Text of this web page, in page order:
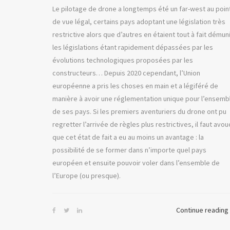
Le pilotage de drone a longtemps été un far-west au
de vue légal, certains pays adoptant une législation très
restrictive alors que d’autres en étaient tout à fait
les législations étant rapidement dépassées par les
évolutions technologiques proposées par les
constructeurs… Depuis 2020 cependant, l’Union
européenne a pris les choses en main et a légiféré de
manière à avoir une réglementation unique pour
de ses pays. Si les premiers aventuriers du drone ont pu
regretter l’arrivée de règles plus restrictives, il faut
que cet état de fait a eu au moins un avantage : la
possibilité de se former dans n’importe quel pays
européen et ensuite pouvoir voler dans l’ensemble de
l’Europe (ou presque).
Continue reading